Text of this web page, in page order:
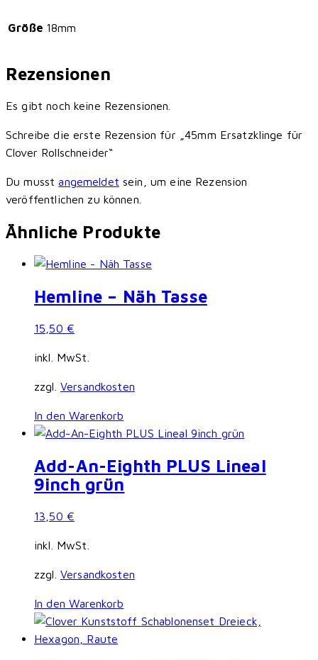
Größe 18mm
Rezensionen
Es gibt noch keine Rezensionen.
Schreibe die erste Rezension für „45mm Ersatzklinge für
Clover Rollschneider“
Du musstangemeldet sein, um eine Rezension
veröffentlichen zu können.
Ähnliche Produkte
Hemline – Näh Tasse
15,50 €
inkl. MwSt.
zzgl. Versandkosten
In den Warenkorb
Add-An-Eighth PLUS Lineal
9inch grün
13,50 €
inkl. MwSt.
zzgl. Versandkosten
In den Warenkorb